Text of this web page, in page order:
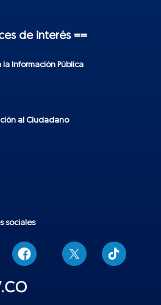
de interés ==
la Información Pública
al Ciudadano
sociales
T
i
k